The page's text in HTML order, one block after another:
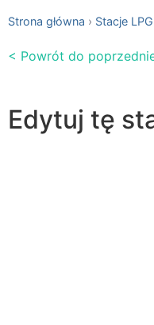
Strona główna Stacje LPG
< Powrót do
Edytuj tę